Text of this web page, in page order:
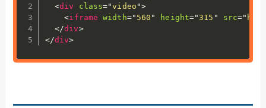
<div class="video ">
<iframe width=" 560 " height=" 315 " src="
</div>
</div>